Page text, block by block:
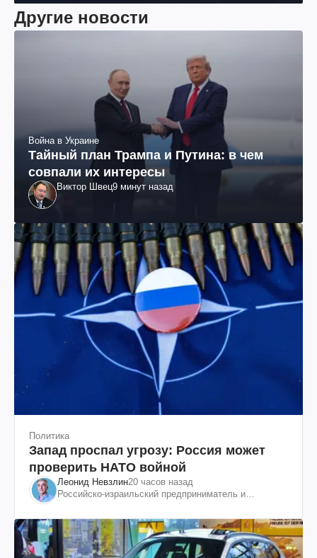
Другие новости
Война в Украине
Тайный план Трампа и Путина: в чем
совпали их интересы
Виктор Швец9 минут назад
Политика
Запад проспал угрозу: Россия может
проверить НАТО войной
Леонид Невзлин20 часов назад
Российско-израильский предприниматель и
"ЮКОСа"